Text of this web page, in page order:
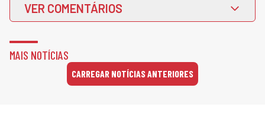
VER COMENTÁRIOS
MAIS NOTÍCIAS
CARREGAR NOTÍCIAS ANTERIORES